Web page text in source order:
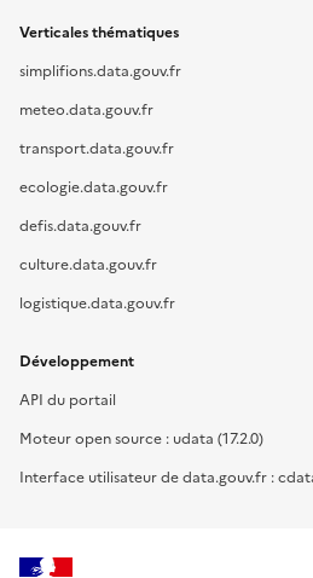
Verticales thématiques
simplifions.data.gouv.fr
meteo.data.gouv.fr
transport.data.gouv.fr
ecologie.data.gouv.fr
defis.data.gouv.fr
culture.data.gouv.fr
logistique.data.gouv.fr
Développement
API du portail
Moteur open source : udata (17.2.0)
Interface utilisateur de data.gouv.fr :